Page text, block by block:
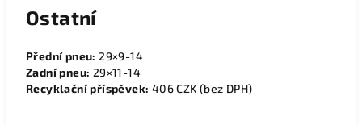
Ostatní
Přední pneu: 29×9-14
Zadní pneu: 29×11-14
Recyklační příspěvek: 406 CZK (bez DPH)